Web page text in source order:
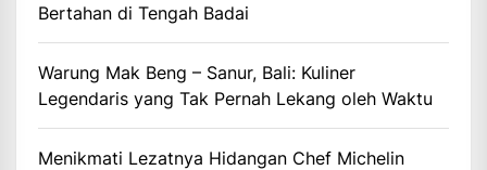
Bertahan di Tengah Badai
Warung Mak Beng – Sanur, Bali: Kuliner
Legendaris yang Tak Pernah Lekang oleh Waktu
Menikmati Lezatnya Hidangan Chef Michelin